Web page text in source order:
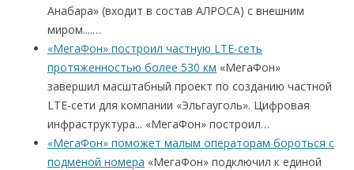
Анабара» (входит в состав АЛРОСА) с внешним
миром....…
«МегаФон» построил частную LTE-сеть
протяженностью более 530 км «МегаФон»
завершил масштабный проект по созданию частной
LTE-сети для компании «Эльгауголь». Цифровая
инфраструктура... «МегаФон» построил…
«МегаФон» поможет малым операторам бороться с
подменой номера «МегаФон» подключил к единой